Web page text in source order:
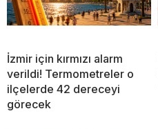
İzmir için kırmızı alarm
verildi! Termometreler o
ilçelerde 42 dereceyi
görecek